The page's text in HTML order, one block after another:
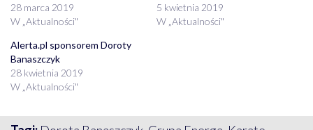
28 marca 2019
W „Aktualności"
5 kwietnia 2019
W „Aktualności"
Alerta.pl sponsorem Doroty
Banaszczyk
28 kwietnia 2019
W „Aktualności"